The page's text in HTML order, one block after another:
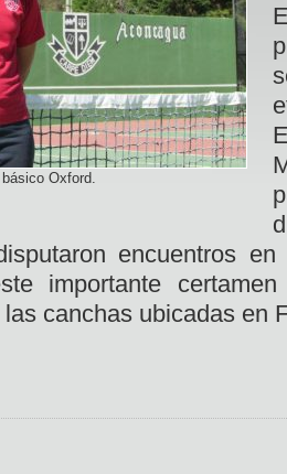
básico Oxford.
encuentros
importante
canchas ubicadas en